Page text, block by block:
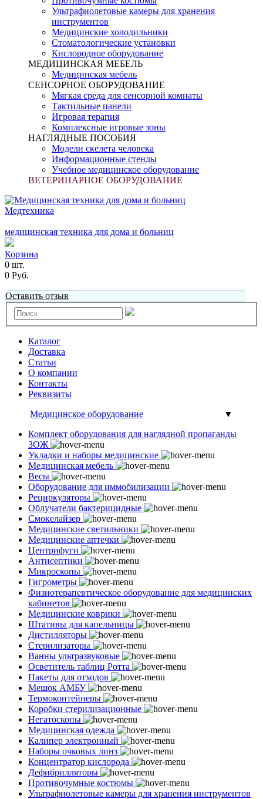
Ультрафиолетовые камеры для хранения
инструментов
Медицинские холодильники
Стоматологические установки
Кислородное оборудование
МЕДИЦИНСКАЯ МЕБЕЛЬ
Медицинская мебель
СЕНСОРНОЕ ОБОРУДОВАНИЕ
Мягкая среда для сенсорной комнаты
Тактильные панели
Игровая терапия
Комплексные игровые зоны
НАГЛЯДНЫЕ ПОСОБИЯ
Модели скелета человека
Информационные стенды
Учебное медицинское оборудование
ВЕТЕРИНАРНОЕ ОБОРУДОВАНИЕ
Медтехника
медицинская техника для дома и больниц
Корзина
0 шт.
0 Руб.
Оставить отзыв
Каталог
Доставка
Статьи
О компании
Контакты
Реквизиты
Медицинское оборудование
▼
Комплект оборудования для наглядной пропаганды
ЗОЖ
Укладки и наборы медицинские
Медицинская мебель
Весы
Оборудование для иммобилизации
Рециркуляторы
Облучатели бактерицидные
Смокелайзер
Медицинские светильники
Медицинские аптечки
Центрифуги
Антисептики
Микроскопы
Гигрометры
Физиотерапевтическое оборудование для медицинских
кабинетов
Медицинские коврики
Штативы для капельницы
Дистилляторы
Стерилизаторы
Ванны ультразвуковые
Осветитель таблиц Ротта
Пакеты для отходов
Мешок АМБУ
Термоконтейнеры
Коробки стерилизационные
Негатоскопы
Медицинская одежда
Калипер электронный
Наборы очковых линз
Концентратор кислорода
Дефибрилляторы
Противочумные костюмы
Ультрафиолетовые камеры для хранения инструментов